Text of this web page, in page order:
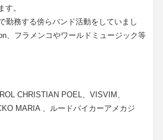
す。
勤務する傍らバンド活動をしていまし
、フラメンコやワールドミュージック等
CHRISTIAN POEL、VISVIM、
MARIA 、ルードバイカーアメカジ